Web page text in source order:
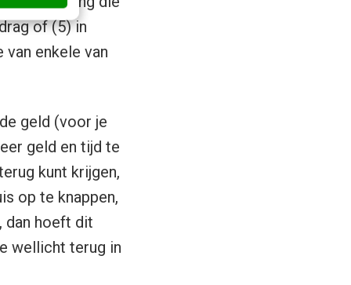
of (5) in
van enkele van
geld (voor je
geld en tijd te
kunt krijgen,
op te knappen,
dan hoeft dit
wellicht terug in